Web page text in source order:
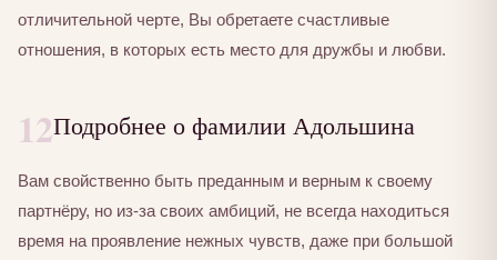
отличительной черте, Вы обретаете счастливые
отношения, в которых есть место для дружбы и любви.
12Подробнее о фамилии Адольшина
Вам свойственно быть преданным и верным к своему
партнёру, но из-за своих амбиций, не всегда находиться
время на проявление нежных чувств, даже при большой